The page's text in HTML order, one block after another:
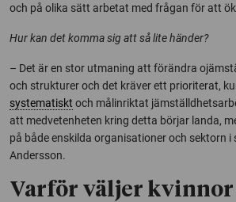
och på olika sätt arbetat med frågan för att
Hur kan det komma sig att så lite händer?
– Det är en stor utmaning att förändra
och strukturer och det kräver ett prioriterat,
systematiskt och målinriktat
att medvetenheten kring detta börjar landa,
på både enskilda organisationer och sektorn i
Andersson.
Varför väljer kvinnor